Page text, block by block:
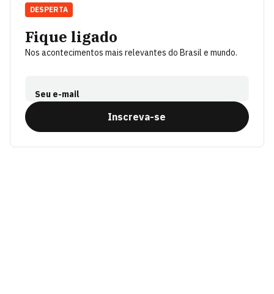
Fique ligado
Nos acontecimentos mais relevantes do Brasil e mundo.
Seu e-mail
Inscreva-se
DESPERTA